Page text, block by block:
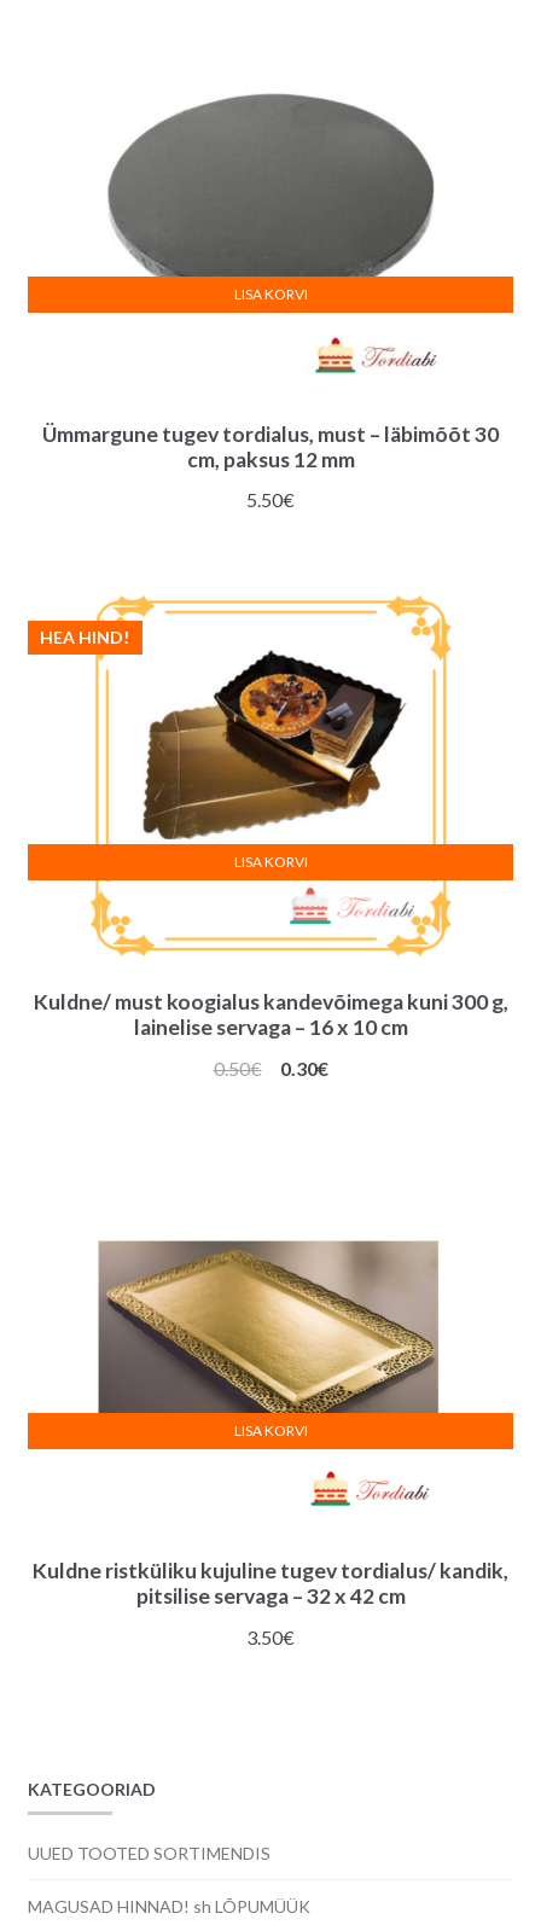
Ümmargune tugev tordialus, must – läbimõõt 30
cm, paksus 12 mm
5.50€
LISA KORVI
Kuldne/ must koogialus kandevõimega kuni 300 g,
lainelise servaga – 16 x 10 cm
HEA HIND!
0.50€
Algne
0.30€Praegune
LISA KORVI
Kuldne ristküliku kujuline tugev tordialus/ kandik,
pitsilise servaga – 32 x 42 cm
3.50€
LISA KORVI
KATEGOORIAD
UUED TOOTED SORTIMENDIS
MAGUSAD HINNAD! sh LÕPUMÜÜK